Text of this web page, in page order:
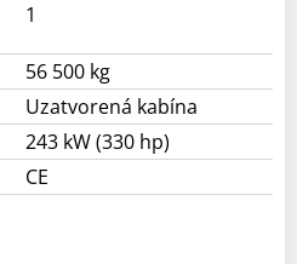
1
56 500 kg
Uzatvorená kabína
243 kW (330 hp)
CE